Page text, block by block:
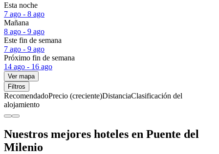
Esta noche
7 ago - 8 ago
Mañana
8 ago - 9 ago
Este fin de semana
7 ago - 9 ago
Próximo fin de semana
14 ago - 16 ago
Ver mapa
Filtros
RecomendadoPrecio (creciente)DistanciaClasificación del
alojamiento
Nuestros mejores hoteles en Puente del
Milenio